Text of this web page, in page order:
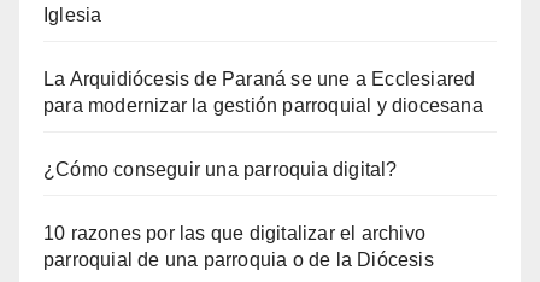
Iglesia
La Arquidiócesis de Paraná se une a Ecclesiared
para modernizar la gestión parroquial y diocesana
¿Cómo conseguir una parroquia digital?
10 razones por las que digitalizar el archivo
parroquial de una parroquia o de la Diócesis